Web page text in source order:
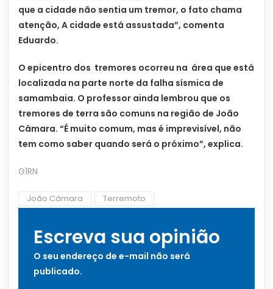
que a cidade não sentia um tremor, o fato chama
atenção, A cidade está assustada”, comenta
Eduardo.
O epicentro dos tremores ocorreu na área que está
localizada na parte norte da falha sísmica de
samambaia. O professor ainda lembrou que os
tremores de terra são comuns na região de João
Câmara. “É muito comum, mas é imprevisível, não
tem como saber quando será o próximo”, explica.
G1RN
João Câmara Terremoto
Escreva sua opinião
O seu endereço de e-mail não será
publicado.